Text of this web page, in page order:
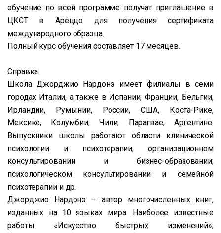
обучение по всей программе получат приглашение в
ЦКСТ в Ареццо для получения сертификата
международного образца.
Полный курс обучения составляет 17 месяцев.
Справка.
Школа Джорджио Нардонэимеет филиалы в семи
городах Италии, а также в Испании, Франции, Бельгии,
Ирландии, Румынии, России, США, Коста-Рике,
Мексике, Колумбии, Чили, Парагвае, Аргентине.
Выпускники школы работают области клинической
психологии и психотерапии; организационном
консультировании и бизнес-образовании;
психологическом консультировании и семейной
психотерапии и др.
Джорджио Нардонэ – автор многочисленных книг,
изданных на 10 языках мира. Наиболее известные
работы «Искусство быстрых изменений»,